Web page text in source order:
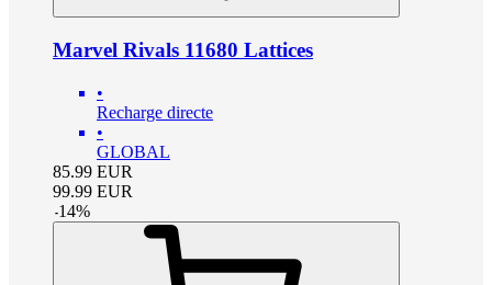
Marvel Rivals 11680 Lattices
•
Recharge directe
•
GLOBAL
85.99 EUR
99.99 EUR
-14%